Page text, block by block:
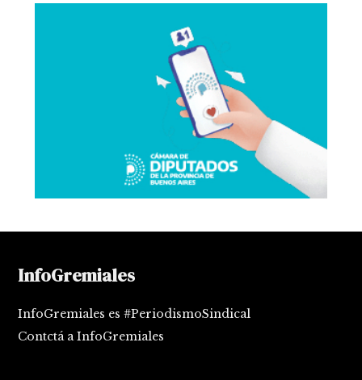
InfoGremiales
InfoGremiales es #PeriodismoSindical
Contctá a InfoGremiales